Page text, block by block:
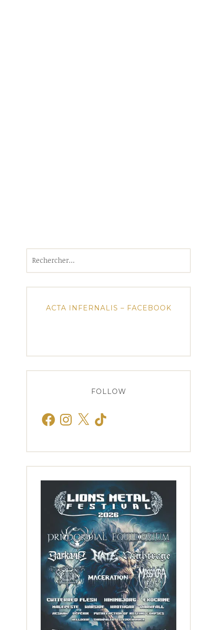
ACTA INFERNALIS – FACEBOOK
FOLLOW
FacebookInstagram
X TikTok